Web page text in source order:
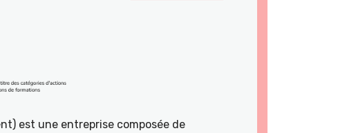
est une entreprise composée de